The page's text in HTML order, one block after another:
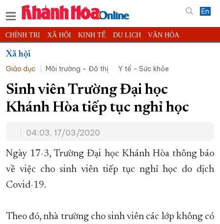
En
CHÍNH TRỊ XÃ HỘI KINH TẾ DU LỊCH VĂN HÓA
THỂ THAO
KHOA HỌC - CÔNG NGHỆ PHÁP LUẬT BẠN ĐỌC
THẾ GIỚI MULTIMEDIA VIDEO ĐỌC BÁO ONLINE
PODCAST THÔNG TIN - QUẢNG CÁO
TRƯỜNG SA BIỂN ĐẢO QUÊ HƯƠNG
CHUNG TAY CẢI CÁCH HÀNH CHÍNH
XÂY DỰNG NÔNG THÔN MỚI LỊCH CẮT ĐIỆN
TÀU - XE - MÁY BAY
KHOẢNH KHẮC ĐẸP XỨ TRẦM
Xã hội
Giáo dục
Môi trường – Đô thị Y tế - Sức khỏe
Sinh viên Trường Đại học
Khánh Hòa tiếp tục nghỉ học
04:03, 17/03/2020
Ngày 17-3, Trường Đại học Khánh Hòa thông báo
về việc cho sinh viên tiếp tục nghỉ học do dịch
Covid-19.
Theo đó, nhà trường cho sinh viên các lớp không có